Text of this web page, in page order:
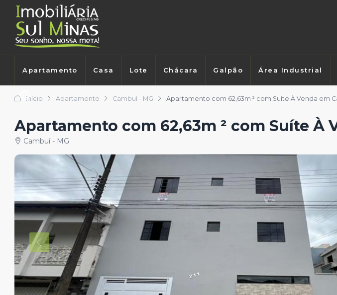
Apartamento Casa Lote Chácara Galpão Área Industrial
Início Apartamento Cambuí - MG Apartamento com 62,63m ² com Suíte À Venda em
Apartamento com 62,63m ² com Suíte À
Cambuí - MG